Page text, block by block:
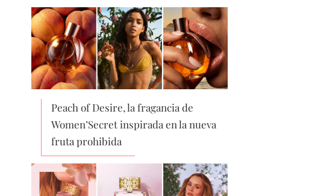
Peach of Desire, la fragancia de
Women’Secret inspirada en la nueva
fruta prohibida